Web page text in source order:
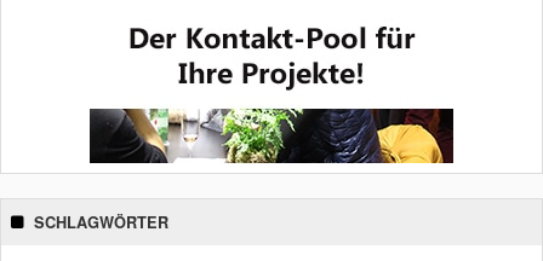
SCHLAGWÖRTER